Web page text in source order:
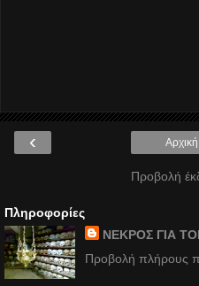
‹
Προβολή
Πληροφορίες
ΝΕΚΡΟΣ ΓΙΑ
Προβολή πλήρους